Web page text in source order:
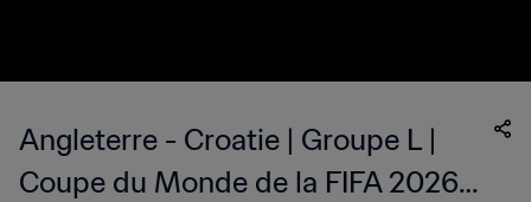
Angleterre - Croatie | Groupe L |
Coupe du Monde de la FIFA 2026™ |